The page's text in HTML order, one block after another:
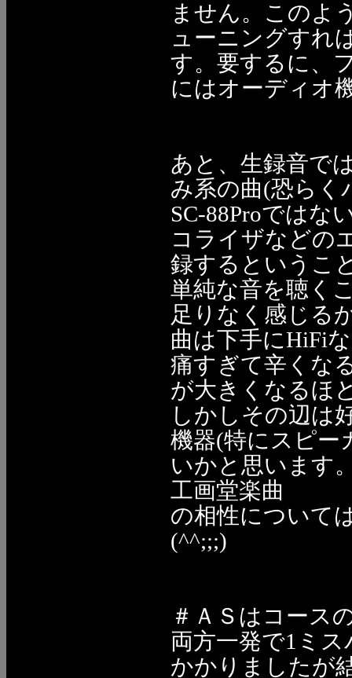
ません。このよ
ューニングすれ
す。要するに、
にはオーディオ
あと、生録音で
み系の曲(恐らく
SC-88Proでは
コライザなどの
録するというこ
単純な音を聴く
足りなく感じる
曲は下手にHiFi
痛すぎて辛くな
が大きくなるほ
しかしその辺は
機器(特にスピー
いかと思います
工画堂楽曲
の相性について
(^^;;;)
＃ＡＳはコース
両方一発で1ミ
かかりましたが